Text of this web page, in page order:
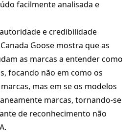
facilmente analisada e
e credibilidade
Goose mostra que as
as marcas a entender como
focando não em como os
mas em se os modelos
marcas, tornando-se
de reconhecimento não